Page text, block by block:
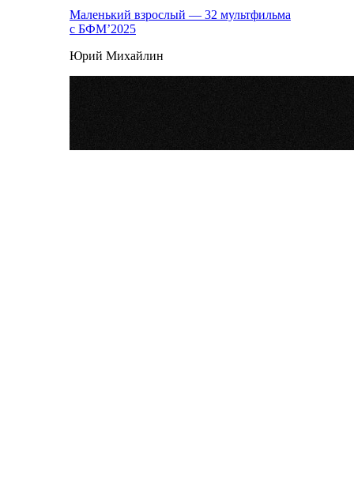
Маленький взрослый — 32 мультфильма
с БФМ’2025
Юрий Михайлин